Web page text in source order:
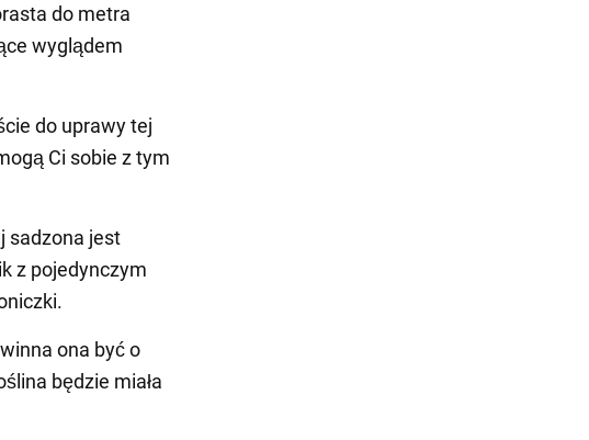
do metra
wyglądem
do uprawy tej
Ci sobie z tym
sadzona jest
z pojedynczym
ona być o
będzie miała